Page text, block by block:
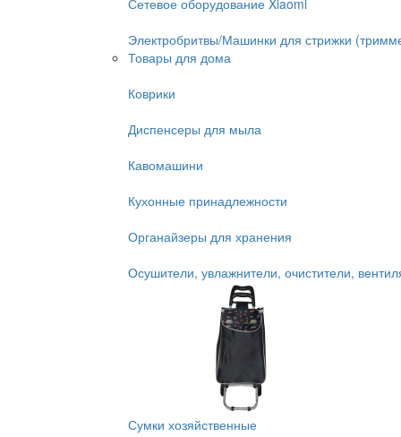
Сетевое оборудование Xiaomi
Электробритвы/Машинки для стрижки
Товары для дома
Коврики
Диспенсеры для мыла
Кавомашини
Кухонные принадлежности
Органайзеры для хранения
Осушители, увлажнители, очистители,
Сумки хозяйственные